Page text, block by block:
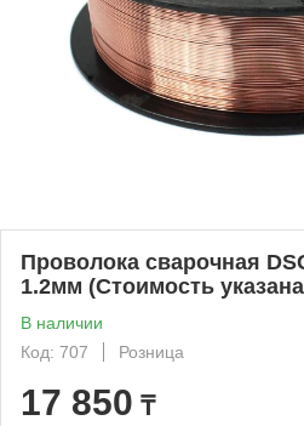
Проволока сварочная
1.2мм (Стоимость указана
В наличии
Код: 707
Розница
17 850 ₸